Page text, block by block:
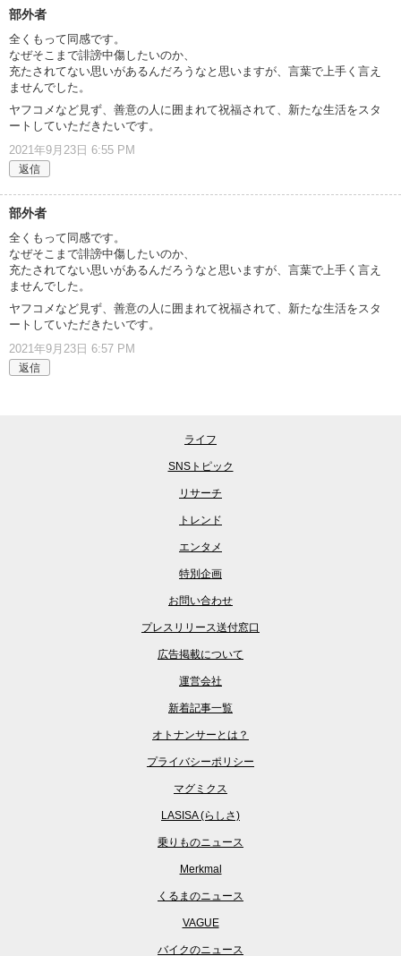
部外者
全くもって同感です。
なぜそこまで誹謗中傷したいのか、
充たされてない思いがあるんだろうなと思いますが、言葉で上手く言え
ませんでした。
ヤフコメなど見ず、善意の人に囲まれて祝福されて、新たな生活をスタ
ートしていただきたいです。
2021年9月23日 6:55 PM
返信
部外者
全くもって同感です。
なぜそこまで誹謗中傷したいのか、
充たされてない思いがあるんだろうなと思いますが、言葉で上手く言え
ませんでした。
ヤフコメなど見ず、善意の人に囲まれて祝福されて、新たな生活をスタ
ートしていただきたいです。
2021年9月23日 6:57 PM
返信
ライフ
SNSトピック
リサーチ
トレンド
エンタメ
特別企画
お問い合わせ
プレスリリース送付窓口
広告掲載について
運営会社
新着記事一覧
オトナンサーとは？
プライバシーポリシー
マグミクス
LASISA (らしさ)
乗りものニュース
Merkmal
くるまのニュース
VAGUE
バイクのニュース